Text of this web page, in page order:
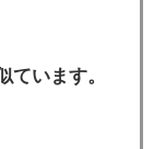
ています。